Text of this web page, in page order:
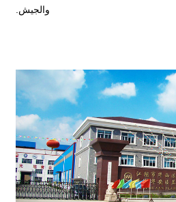
والجيش.